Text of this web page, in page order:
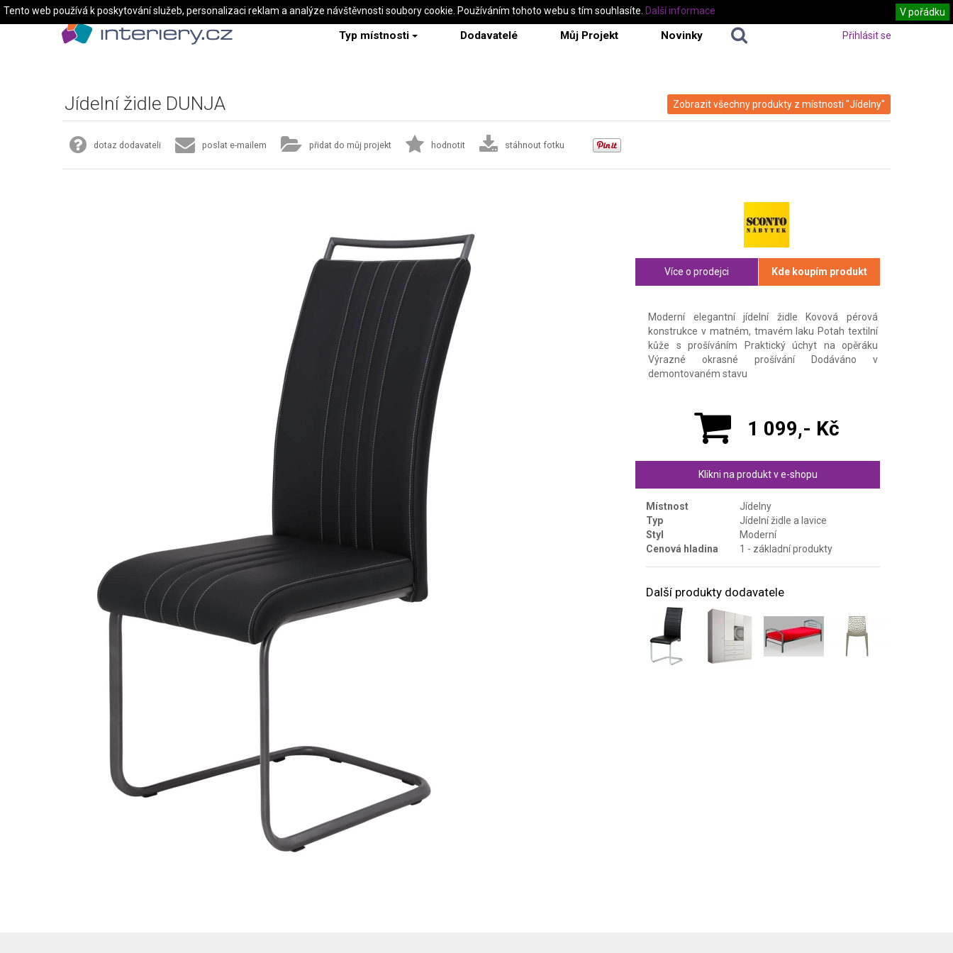
Typ místnosti Dodavatelé Můj Projekt Novinky Přihlásit se
Zobrazit všechny produkty z místnosti "Jídelny"
Jídelní židle DUNJA
dotaz dodavateli poslat e-mailem přidat do můj projekt hodnotit stáhnout fotku
Více o prodejci Kde koupím produkt
Moderní elegantní jídelní židle Kovová pérová
konstrukce v matném, tmavém laku Potah textilní
kůže s prošíváním Praktický úchyt na opěráku
Výrazné okrasné prošívání Dodáváno v
demontovaném stavu
1 099,- Kč
Klikni na produkt v e-shopu
Místnost
Jídelny
Typ
Jídelní židle a lavice
Styl
Moderní
Cenová hladina
1 - základní produkty
Další produkty dodavatele
Tento web používá k poskytování služeb, personalizaci reklam a analýze návštěvnosti soubory cookie. Používáním tohoto webu s tím souhlasíte. V pořádku
Další informace